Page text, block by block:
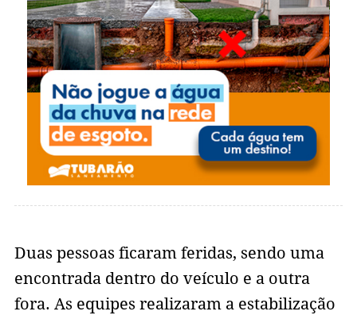
Duas pessoas ficaram feridas, sendo uma
encontrada dentro do veículo e a outra
fora. As equipes realizaram a estabilização